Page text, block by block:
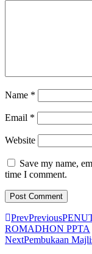
Name *
Email *
Website
Save my name,
time I comment.
PrevPrevious
ROMADHON PPTA
NextPembukaan